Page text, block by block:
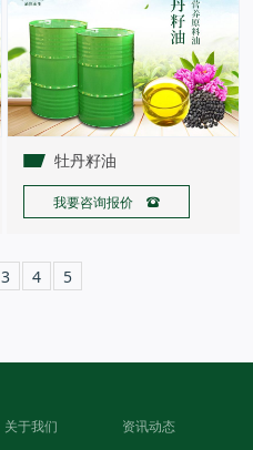
牡丹籽油
我要咨询报价 
3 4 5
关于我们
资讯动态